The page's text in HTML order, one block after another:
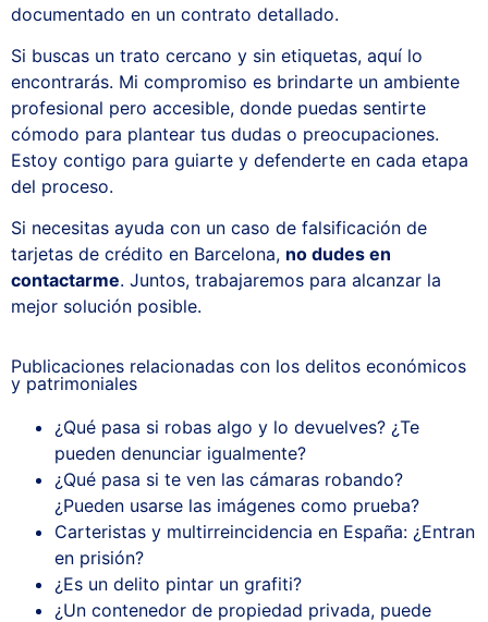
documentado en un contrato detallado.
Si buscas un trato cercano y sin etiquetas, aquí lo
encontrarás. Mi compromiso es brindarte un ambiente
profesional pero accesible, donde puedas sentirte
cómodo para plantear tus dudas o preocupaciones.
Estoy contigo para guiarte y defenderte en cada etapa
del proceso.
Si necesitas ayuda con un caso de falsificación de
tarjetas de crédito en Barcelona, no dudes en
contactarme. Juntos, trabajaremos para alcanzar la
mejor solución posible.
Publicaciones relacionadas con los delitos económicos
y patrimoniales
¿Qué pasa si robas algo y lo devuelves? ¿Te
pueden denunciar igualmente?
¿Qué pasa si te ven las cámaras robando?
¿Pueden usarse las imágenes como prueba?
Carteristas y multirreincidencia en España: ¿Entran
en prisión?
¿Es un delito pintar un grafiti?
¿Un contenedor de propiedad privada, puede